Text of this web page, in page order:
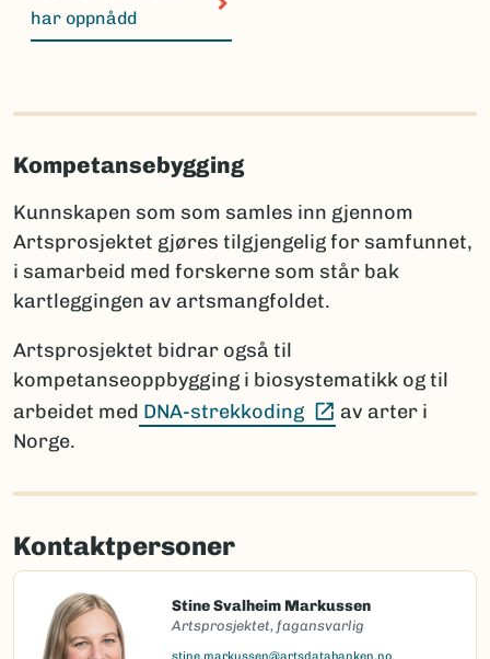
har oppnådd
Kompetansebygging
Kunnskapen som som samles inn gjennom
Artsprosjektet gjøres tilgjengelig for samfunnet,
i samarbeid med forskerne som står bak
kartleggingen av artsmangfoldet.
Artsprosjektet bidrar også til
kompetanseoppbygging i biosystematikk og til
arbeidet med DNA-strekkoding (Ekstern lenke)
av arter i
Norge.
Kontaktpersoner
Stine Svalheim Markussen
Artsprosjektet, fagansvarlig
stine.markussen@artsdatabanken.no